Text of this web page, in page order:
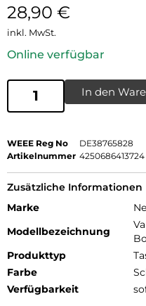
28,90 €
inkl. MwSt.
Online verfügbar
In den
WEEE Reg No
DE38765828
Artikelnummer 4250686413724
Zusätzliche Informationen
Marke
Modellbezeichnung
Produkttyp
Farbe
Verfügbarkeit